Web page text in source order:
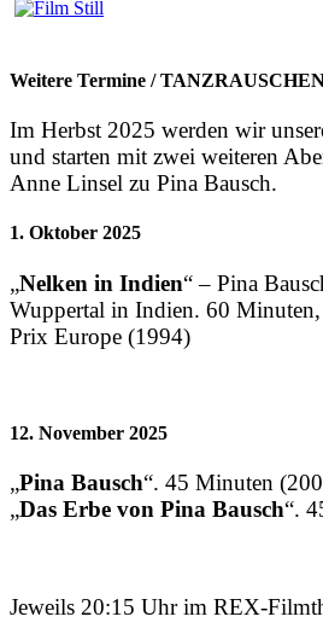
Weitere Termine /
Im Herbst 2025 werden wir
und starten mit zwei weiteren
Anne Linsel zu Pina Bausch.
1. Oktober 2025
„Nelken in Indien“ – Pina
Wuppertal in Indien. 60
Prix Europe (1994)
12. November 2025
„Pina Bausch“. 45 Minuten
„Das Erbe von Pina Bausch“.
Jeweils 20:15 Uhr im REX-